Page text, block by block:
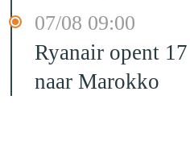
07/08 09:00
Ryanair opent
naar Marokko